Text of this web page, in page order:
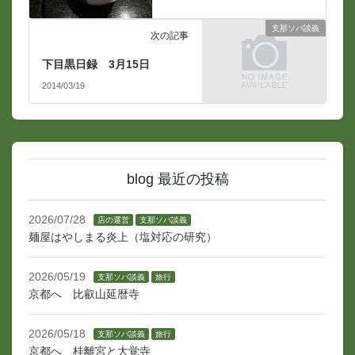
支那ソバ談義
次の記事
下目黒日録 3月15日
2014/03/19
blog 最近の投稿
2026/07/28 店の運営 支那ソバ談義
麺屋はやしまる炎上（塩対応の研究）
2026/05/19 支那ソバ談義 旅行
京都へ 比叡山延暦寺
2026/05/18 支那ソバ談義 旅行
京都へ 桂離宮と大覚寺